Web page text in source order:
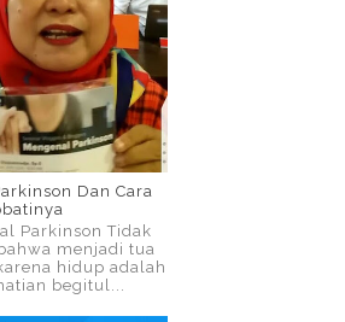
Dan Cara
Parkinson Tidak
menjadi tua
hidup adalah
begitul...